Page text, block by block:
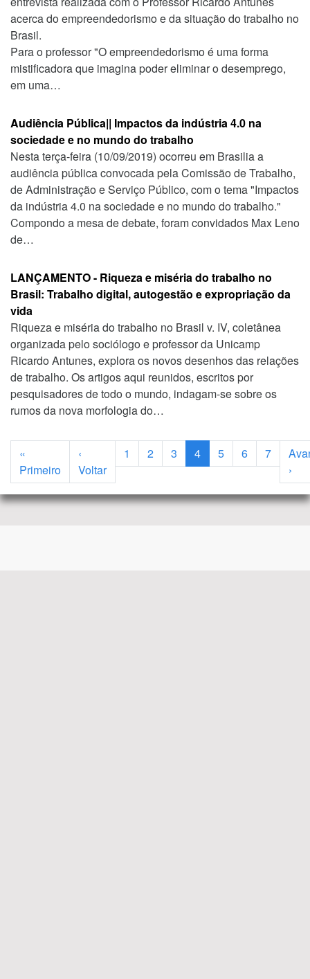
acerca do empreendedorismo e da situação do trabalho no
Brasil.
Para o professor "O empreendedorismo é uma forma
mistificadora que imagina poder eliminar o desemprego,
em uma…
Audiência Pública|| Impactos da indústria 4.0 na
sociedade e no mundo do trabalho
Nesta terça-feira (10/09/2019) ocorreu em Brasilia a
audiência pública convocada pela Comissão de Trabalho,
de Administração e Serviço Público, com o tema "Impactos
da indústria 4.0 na sociedade e no mundo do trabalho."
Compondo a mesa de debate, foram convidados Max Leno
de…
LANÇAMENTO - Riqueza e miséria do trabalho no
Brasil: Trabalho digital, autogestão e expropriação da
vida
Riqueza e miséria do trabalho no Brasil v. IV, coletânea
organizada pelo sociólogo e professor da Unicamp
Ricardo Antunes, explora os novos desenhos das relações
de trabalho. Os artigos aqui reunidos, escritos por
pesquisadores de todo o mundo, indagam-se sobre os
rumos da nova morfologia do…
Paginação
«
PrimeiroPrimeira página
‹
VoltarPágina anterior
1 2 3 4 5 6 7
›